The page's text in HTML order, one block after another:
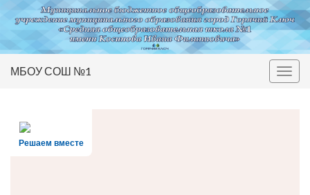
Вкл/
МБОУ СОШ №1
Решаем вместе